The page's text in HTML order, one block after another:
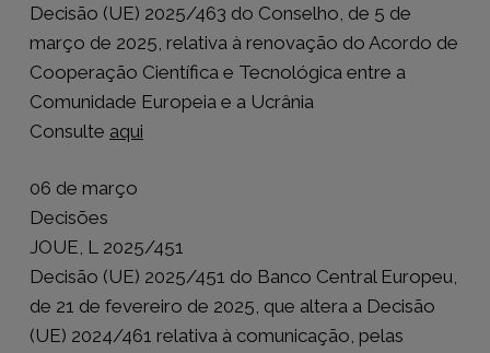
Decisão (UE) 2025/463 do Conselho, de 5 de
março de 2025, relativa à renovação do Acordo de
Cooperação Científica e Tecnológica entre a
Comunidade Europeia e a Ucrânia
Consulte aqui
06 de março
Decisões
JOUE, L 2025/451
Decisão (UE) 2025/451 do Banco Central Europeu,
de 21 de fevereiro de 2025, que altera a Decisão
(UE) 2024/461 relativa à comunicação, pelas